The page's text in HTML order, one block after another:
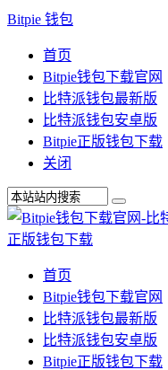
Bitpie 钱包
首页
Bitpie钱包下载官网
比特派钱包最新版
比特派钱包安卓版
Bitpie正版钱包下载
关闭
首页
Bitpie钱包下载官网
比特派钱包最新版
比特派钱包安卓版
Bitpie正版钱包下载